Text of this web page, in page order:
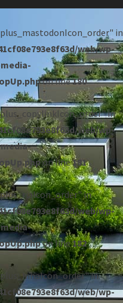
in
web/wp-
on line180
in
web/wp-
on line181
in
web/wp-
on line182
in
web/wp-